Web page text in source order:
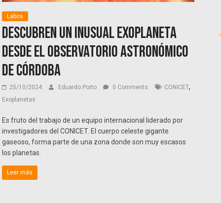
Labos
Descubren un inusual exoplaneta
desde el Observatorio Astronómico
de Córdoba
25/10/2024 Eduardo Porto 0 Comments CONICET,
Exoplanetas
Es fruto del trabajo de un equipo internacional liderado por
investigadores del CONICET. El cuerpo celeste gigante
gaseoso, forma parte de una zona donde son muy escasos
los planetas.
Leer más